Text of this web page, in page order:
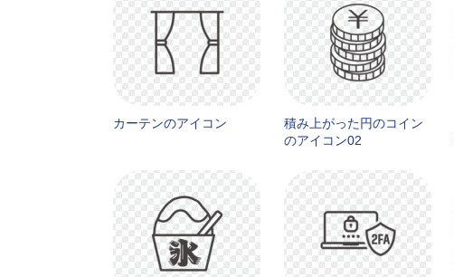
カーテンのアイコン
積み上がった円のコイン
のアイコン02